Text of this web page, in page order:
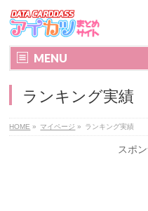
MENU
ランキング実績
HOME » マイページ » ランキング実績
スポ